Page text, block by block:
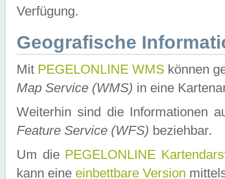
Verfügung.
Geografische
Mit PEGELONLINE WMS können
Map Service (WMS) in eine
Weiterhin sind die Informationen
Feature Service (WFS) beziehbar.
Um die PEGELONLINE
kann eine einbettbare Version